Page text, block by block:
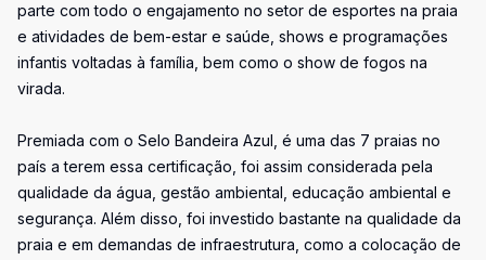
parte com todo o engajamento no setor de esportes na praia
e atividades de bem-estar e saúde, shows e programações
infantis voltadas à família, bem como o show de fogos na
virada.
Premiada com o Selo Bandeira Azul, é uma das 7 praias no
país a terem essa certificação, foi assim considerada pela
qualidade da água, gestão ambiental, educação ambiental e
segurança. Além disso, foi investido bastante na qualidade da
praia e em demandas de infraestrutura, como a colocação de